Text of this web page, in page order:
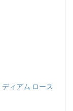
ィアム ロース